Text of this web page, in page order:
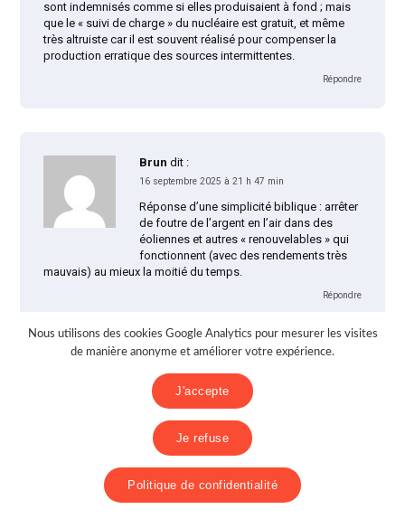
sont indemnisés comme si elles produisaient à fond ; mais
que le « suivi de charge » du nucléaire est gratuit, et même
très altruiste car il est souvent réalisé pour compenser la
production erratique des sources intermittentes.
Répondre
Brun dit :
16 septembre 2025 à 21 h 47 min
Réponse d’une simplicité biblique : arrêter
de foutre de l’argent en l’air dans des
éoliennes et autres « renouvelables » qui
fonctionnent (avec des rendements très
mauvais) au mieux la moitié du temps.
Répondre
Michel DUBUS dit :
18 septembre 2025 à 20 h 34 min
Propos de SR :
« le nucléaire étant incapable de répondre
au besoin à la fois en quantité (en 2024 le
nucléaire a produit 361,7 TWh pour une
consommation intérieure de 449,2 TWh plus 89 TWh
Nous utilisons des cookies Google Analytics pour mesurer les visites
de manière anonyme et améliorer votre expérience.
J'accepte
Je refuse
Politique de confidentialité